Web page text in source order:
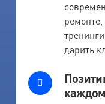
ремонте,
дарить